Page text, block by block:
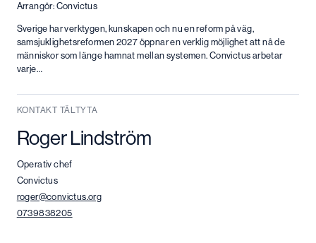
KONTAKT TÄLTYTA
Roger Lindström
Operativ chef
Convictus
roger@convictus.org
0739838205
Arrangör: Convictus
Sverige har verktygen, kunskapen och nu en reform på väg,
samsjuklighetsreformen 2027 öppnar en verklig möjlighet att nå de
människor som länge hamnat mellan systemen. Convictus arbetar
varje…